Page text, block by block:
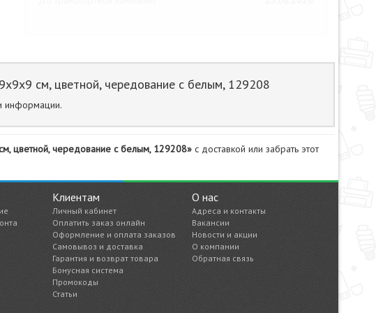
см, цветной, чередование с белым, 129208
информации.
цветной, чередование с белым, 129208»с доставкой или забрать этот
Клиентам
Личный кабинет
Оплатить заказ онлайн
Оформление и оплата заказов
Самовывоз и доставка
Гарантия и возврат товара
Бонусная система
Промокоды
Статьи
О нас
Адреса и контакты
Вакансии
Новости и акции
О компании
Обратная связь